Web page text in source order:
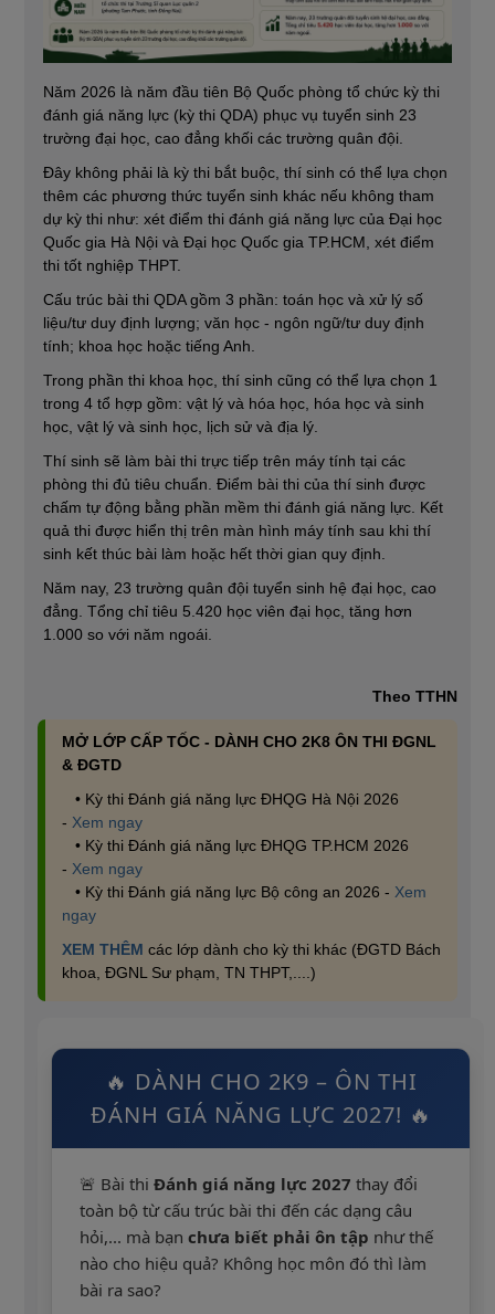
Năm 2026 là năm đầu tiên Bộ Quốc phòng tổ chức kỳ thi
đánh giá năng lực (kỳ thi QDA) phục vụ tuyển sinh 23
trường đại học, cao đẳng khối các trường quân đội.
Đây không phải là kỳ thi bắt buộc, thí sinh có thể lựa chọn
thêm các phương thức tuyển sinh khác nếu không tham
dự kỳ thi như: xét điểm thi đánh giá năng lực của Đại học
Quốc gia Hà Nội và Đại học Quốc gia TP.HCM, xét điểm
thi tốt nghiệp THPT.
Cấu trúc bài thi QDA gồm 3 phần: toán học và xử lý số
liệu/tư duy định lượng; văn học - ngôn ngữ/tư duy định
tính; khoa học hoặc tiếng Anh.
Trong phần thi khoa học, thí sinh cũng có thể lựa chọn 1
trong 4 tổ hợp gồm: vật lý và hóa học, hóa học và sinh
học, vật lý và sinh học, lịch sử và địa lý.
Thí sinh sẽ làm bài thi trực tiếp trên máy tính tại các
phòng thi đủ tiêu chuẩn. Điểm bài thi của thí sinh được
chấm tự động bằng phần mềm thi đánh giá năng lực. Kết
quả thi được hiển thị trên màn hình máy tính sau khi thí
sinh kết thúc bài làm hoặc hết thời gian quy định.
Năm nay, 23 trường quân đội tuyển sinh hệ đại học, cao
đẳng. Tổng chỉ tiêu 5.420 học viên đại học, tăng hơn
1.000 so với năm ngoái.
Theo TTHN
MỞ LỚP CẤP TỐC - DÀNH CHO 2K8 ÔN THI ĐGNL
& ĐGTD
• Kỳ thi Đánh giá năng lực ĐHQG Hà Nội 2026
- Xem ngay
• Kỳ thi Đánh giá năng lực ĐHQG TP.HCM 2026
- Xem ngay
• Kỳ thi Đánh giá năng lực Bộ công an 2026 - Xem
ngay
XEM THÊM các lớp dành cho kỳ thi khác (ĐGTD Bách
khoa, ĐGNL Sư phạm, TN THPT,....)
🔥 DÀNH CHO 2K9 – ÔN THI
ĐÁNH GIÁ NĂNG LỰC 2027! 🔥
🚨 Bài thi Đánh giá năng lực 2027 thay đổi
toàn bộ từ cấu trúc bài thi đến các dạng câu
hỏi,... mà bạn chưa biết phải ôn tập như thế
nào cho hiệu quả? Không học môn đó thì làm
bài ra sao?